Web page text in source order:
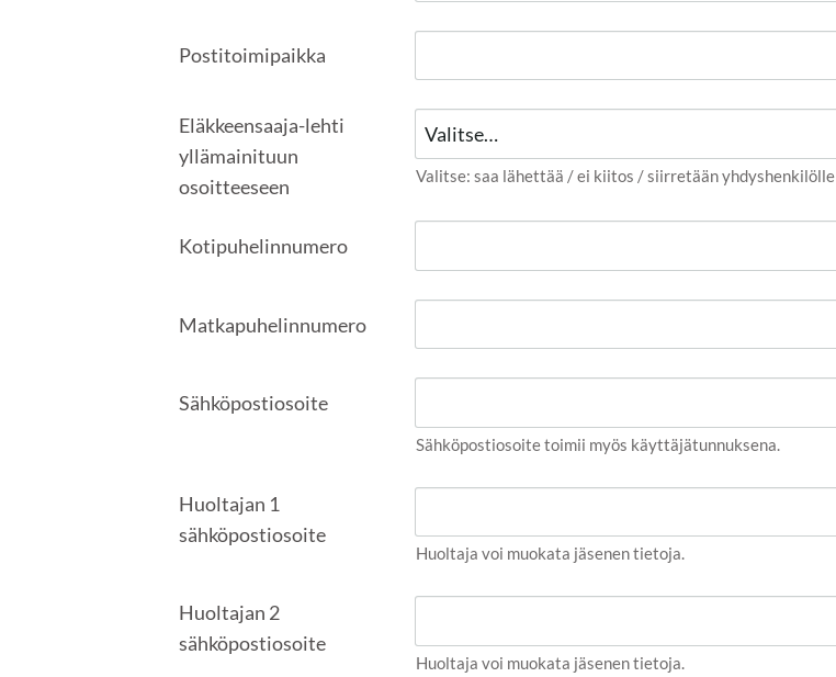
Postitoimipaikka
Eläkkeensaaja-lehti
yllämainituun
osoitteeseen
Valitse: saa lähettää / ei kiitos / siirretään yhdyshenkilölle
Kotipuhelinnumero
Matkapuhelinnumero
Sähköpostiosoite
Sähköpostiosoite toimii myös käyttäjätunnuksena.
Huoltajan 1
sähköpostiosoite
Huoltaja voi muokata jäsenen tietoja.
Huoltajan 2
sähköpostiosoite
Huoltaja voi muokata jäsenen tietoja.